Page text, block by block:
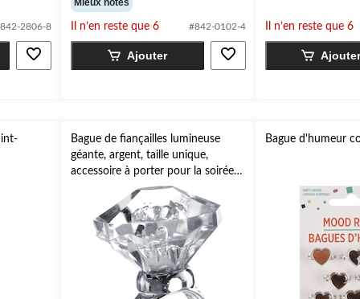
2806-8
sur
5.
6
évaluations
Mieux notes
Il n’en reste que 6 #842-0102-4
Ajouter
5.Il n’en reste que 6
Bague de fiançailles lumineuse
géante, argent, taille unique,
accessoire à porter pour la soirée
de fiançailles/enterrement de vie
de jeune fille
Bague d'humeur